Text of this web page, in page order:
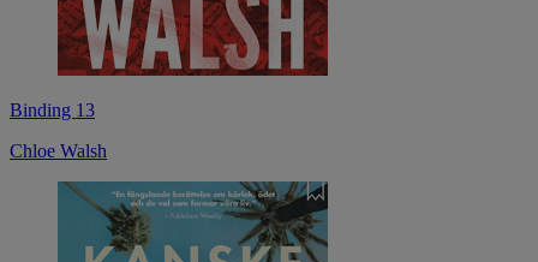
Binding 13
Chloe Walsh